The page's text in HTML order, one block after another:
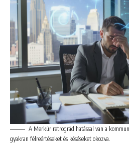
A Merkúr retrográd hatással van a
gyakran félreértéseket és késéseket okozva.